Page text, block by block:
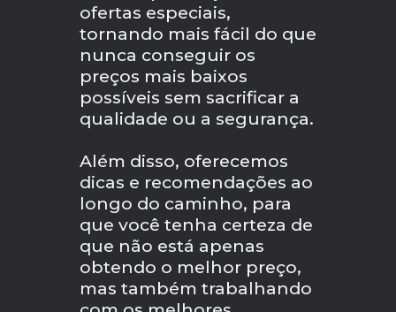
ofertas especiais,
tornando mais fácil do que
nunca conseguir os
preços mais baixos
possíveis sem sacrificar a
qualidade ou a segurança.
Além disso, oferecemos
dicas e recomendações ao
longo do caminho, para
que você tenha certeza de
que não está apenas
obtendo o melhor preço,
mas também trabalhando